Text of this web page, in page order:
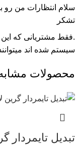
سلام انتظارات من رو
تشکر
.فقط مشتریانی که
سیستم شده اند
محصولات